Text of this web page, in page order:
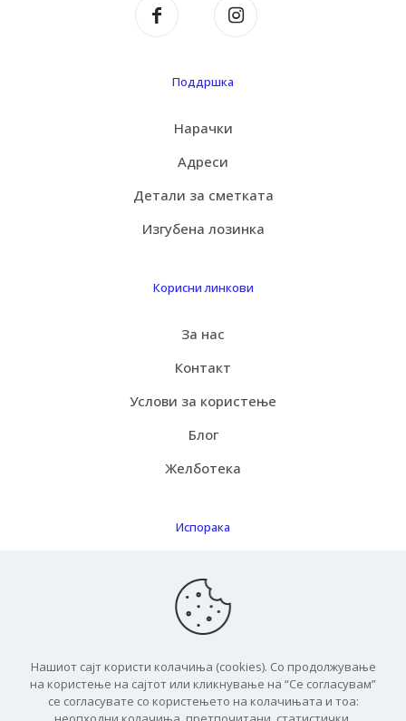
Поддршка
Нарачки
Адреси
Детали за сметката
Изгубена лозинка
Корисни линкови
За нас
Контакт
Услови за користење
Блог
Желботека
Испорака
Бесплатна испорака
ЧПП
Нашиот сајт користи колачиња (cookies). Со продолжување
на користење на сајтот или кликнување на “Се согласувам”
се согласувате со користењето на колачињата и тоа: